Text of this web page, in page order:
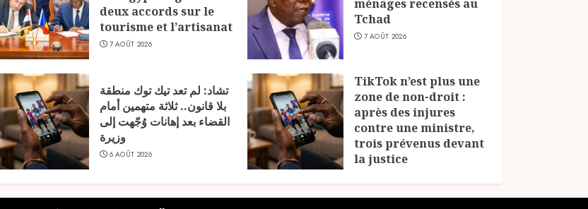
deux accords sur le
tourisme et l’artisanat
7 AOÛT 2026
ménages recensés au
Tchad
7 AOÛT 2026
تشاد: لم تعد تيك توك منطقة
بلا قانون.. ثلاثة متهمين أمام
القضاء بعد إهانات وُجّهت إلى
وزيرة
6 AOÛT 2026
TikTok n’est plus une
zone de non-droit :
après des injures
contre une ministre,
trois prévenus devant
la justice